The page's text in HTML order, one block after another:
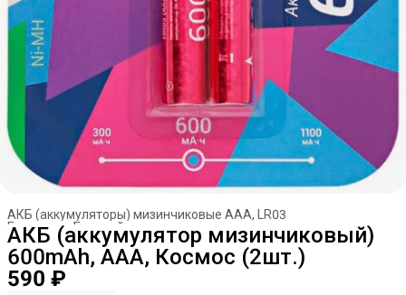
АКБ (аккумуляторы) мизинчиковые AAA, LR03
Батарейки, аккумуляторы
Главная ›
АКБ (аккумулятор мизинчиковый)
600mAh, AAA, Космос (2шт.)
590 ₽